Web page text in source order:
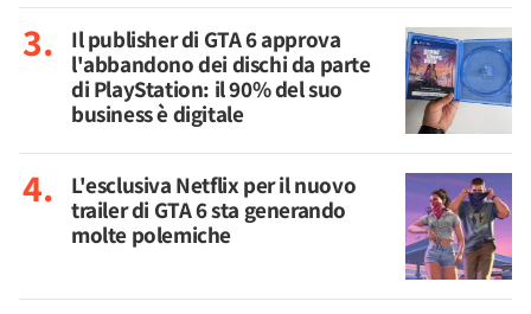
Il publisher di GTA 6 approva
l'abbandono dei dischi da parte
di PlayStation: il 90% del suo
business è digitale
L'esclusiva Netflix per il nuovo
trailer di GTA 6 sta generando
molte polemiche